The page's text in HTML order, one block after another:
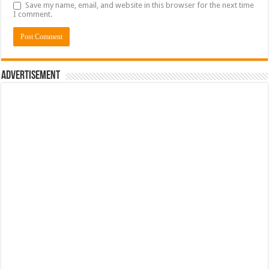
Save my name, email, and website in this browser for the next time
I comment.
Advertisement